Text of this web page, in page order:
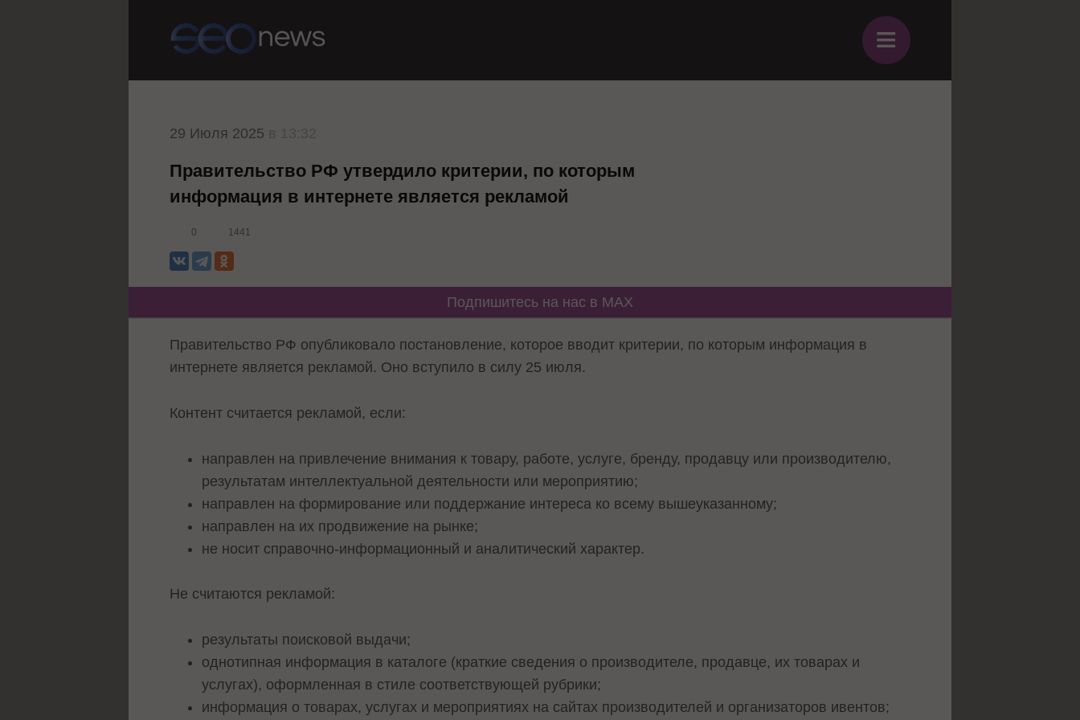
≡
29 Июля 2025
Правительство РФ утвердило критерии, по которым
информация в интернете является рекламой
0 1441
Подпишитесь на нас в MAX
Правительство РФ опубликовало постановление, которое вводит критерии, по которым информация в
интернете является рекламой. Оно вступило в силу 25 июля.
Контент считается рекламой, если:
направлен на привлечение внимания к товару, работе, услуге, бренду, продавцу или производителю,
результатам интеллектуальной деятельности или мероприятию;
направлен на формирование или поддержание интереса ко всему вышеуказанному;
направлен на их продвижение на рынке;
не носит справочно-информационный и аналитический характер.
Не считаются рекламой:
результаты поисковой выдачи;
однотипная информация в каталоге (краткие сведения о производителе, продавце, их товарах и
услугах), оформленная в стиле соответствующей рубрики;
информация о товарах, услугах и мероприятиях на сайтах производителей и организаторов ивентов;